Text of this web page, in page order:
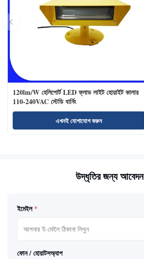
120lm/W হেলিপোর্ট LED ফ্লাড লাইট হোয়াইট কালার
110-240VAC স্টেডি বার্নিং
এখনই যোগাযোগ করুন
উদ্ধৃতির জন্য আবেদন
ইমেইল *
ফোন / হোয়াটসঅ্যাপ